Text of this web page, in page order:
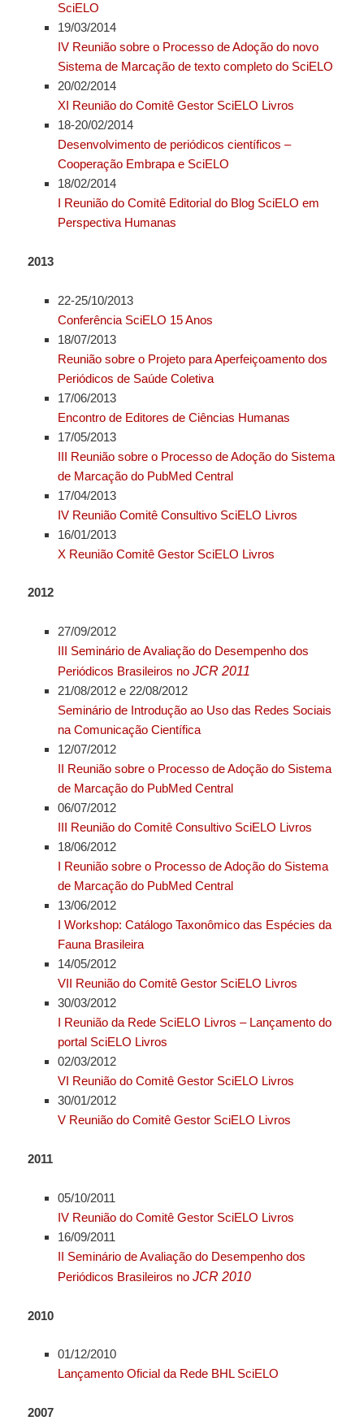
SciELO
19/03/2014
IV Reunião sobre o Processo de Adoção do novo
Sistema de Marcação de texto completo do SciELO
20/02/2014
XI Reunião do Comitê Gestor SciELO Livros
18-20/02/2014
Desenvolvimento de periódicos científicos –
Cooperação Embrapa e SciELO
18/02/2014
I Reunião do Comitê Editorial do Blog SciELO em
Perspectiva Humanas
2013
22-25/10/2013
Conferência SciELO 15 Anos
18/07/2013
Reunião sobre o Projeto para Aperfeiçoamento dos
Periódicos de Saúde Coletiva
17/06/2013
Encontro de Editores de Ciências Humanas
17/05/2013
III Reunião sobre o Processo de Adoção do Sistema
de Marcação do PubMed Central
17/04/2013
IV Reunião Comitê Consultivo SciELO Livros
16/01/2013
X Reunião Comitê Gestor SciELO Livros
2012
27/09/2012
III Seminário de Avaliação do Desempenho dos
Periódicos Brasileiros no JCR 2011
21/08/2012 e 22/08/2012
Seminário de Introdução ao Uso das Redes Sociais
na Comunicação Científica
12/07/2012
II Reunião sobre o Processo de Adoção do Sistema
de Marcação do PubMed Central
06/07/2012
III Reunião do Comitê Consultivo SciELO Livros
18/06/2012
I Reunião sobre o Processo de Adoção do Sistema
de Marcação do PubMed Central
13/06/2012
I Workshop: Catálogo Taxonômico das Espécies da
Fauna Brasileira
14/05/2012
VII Reunião do Comitê Gestor SciELO Livros
30/03/2012
I Reunião da Rede SciELO Livros – Lançamento do
portal SciELO Livros
02/03/2012
VI Reunião do Comitê Gestor SciELO Livros
30/01/2012
V Reunião do Comitê Gestor SciELO Livros
2011
05/10/2011
IV Reunião do Comitê Gestor SciELO Livros
16/09/2011
II Seminário de Avaliação do Desempenho dos
Periódicos Brasileiros no JCR 2010
2010
01/12/2010
Lançamento Oficial da Rede BHL SciELO
2007